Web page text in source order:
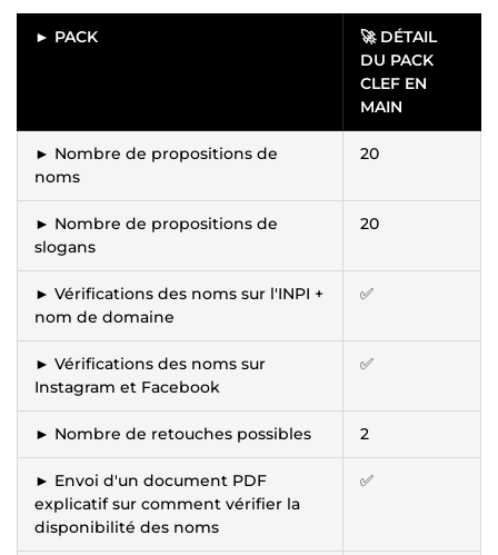
► PACK 🚀 DÉTAIL
DU PACK
CLEF EN
MAIN
► Nombre de propositions de
noms
20
► Nombre de propositions de
slogans
20
► Vérifications des noms sur l'INPI +
nom de domaine
✅
► Vérifications des noms sur
Instagram et Facebook
✅
► Nombre de retouches possibles 2
► Envoi d'un document PDF
explicatif sur comment vérifier la
disponibilité des noms
✅